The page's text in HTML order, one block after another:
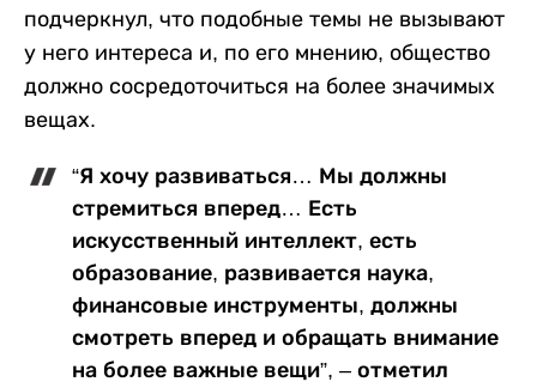
подчеркнул, что подобные темы не вызывают
у него интереса и, по его мнению, общество
должно сосредоточиться на более значимых
вещах.
“Я хочу развиваться… Мы должны
стремиться вперед… Есть
искусственный интеллект, есть
образование, развивается наука,
финансовые инструменты, должны
смотреть вперед и обращать внимание
на более важные вещи”, – отметил